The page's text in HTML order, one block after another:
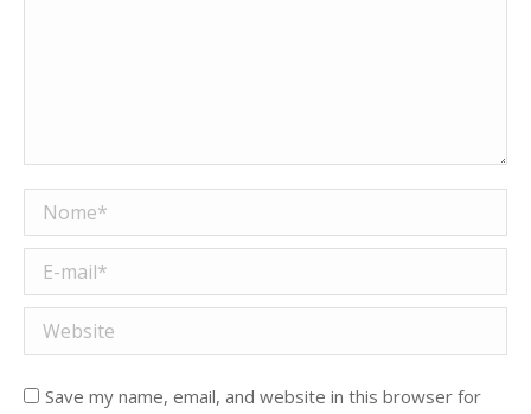
Nome *
E-mail *
Website
Save my name, email, and website in this browser for